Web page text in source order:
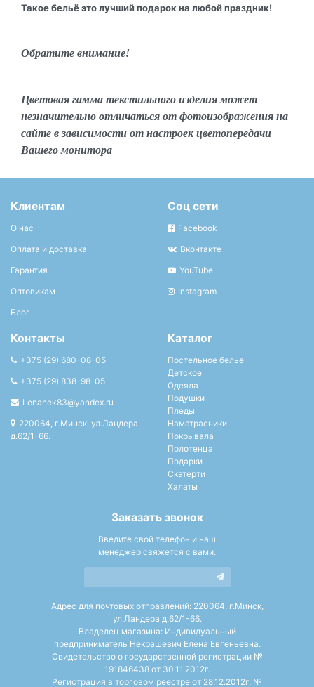
Такое бельё это лучший подарок на любой праздник!
Обратите внимание!
Цветовая гамма текстильного изделия может
незначительно отличаться от фотоизображения на
сайте в зависимости от настроек цветопередачи
Вашего монитора
Клиентам
О нас
Оплата и доставка
Гарантия
Оптовикам
Блог
Соц сети
Facebook
Вконтакте
YouTube
Instagram
Контакты
+375 (29) 680-08-05
+375 (29) 838-98-05
Lenanek83@yandex.ru
220064, г.Минск, ул.Ландера
д.62/1-66.
Каталог
Постельное белье
Детское
Одеяла
Подушки
Пледы
Наматрасники
Покрывала
Полотенца
Подарки
Скатерти
Халаты
Заказать звонок
Введите свой телефон и наш
менеджер свяжется с вами.
Адрес для почтовых отправлений: 220064, г.Минск,
ул.Ландера д.62/1-66.
Владелец магазина: Индивидуальный
предприниматель Некрашевич Елена Евгеньевна.
Свидетельство о государственной регистрации №
191846438 от 30.11.2012г.
Регистрация в торговом реестре от 28.12.2012г. №